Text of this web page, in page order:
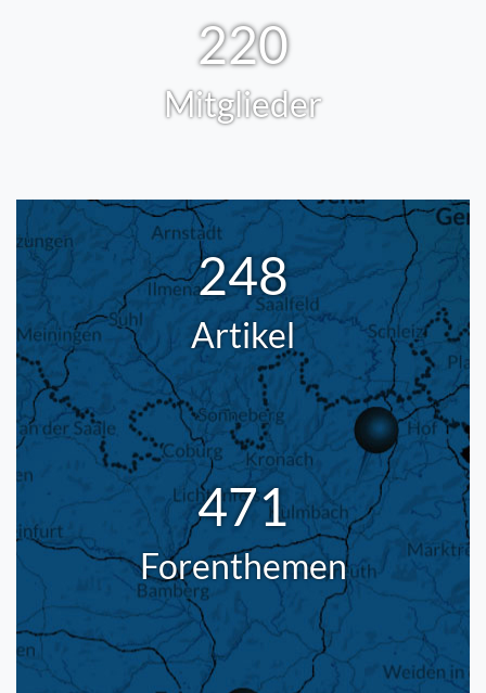
220
Mitglieder
248
Artikel
471
Forenthemen